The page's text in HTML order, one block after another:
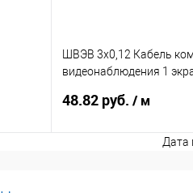
ШВЭВ 3х0,12 Кабель
видеонаблюдения 1
48.82 руб. / м
Дата